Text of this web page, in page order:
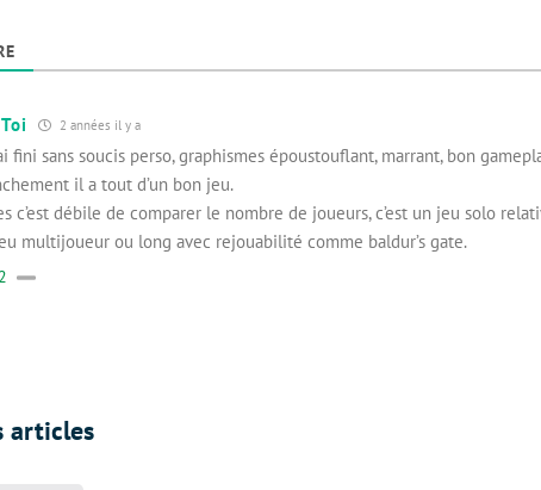
2 années il y a
fini sans soucis perso, graphismes époustouflant, marrant, bon
il a tout d’un bon jeu.
c’est débile de comparer le nombre de joueurs, c’est un jeu solo
multijoueur ou long avec rejouabilité comme baldur’s gate.
2
articles